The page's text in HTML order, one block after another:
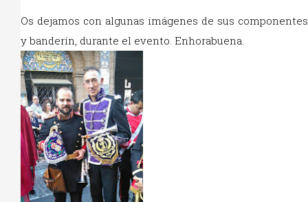
Os dejamos con algunas imágenes de sus componentes
y banderín, durante el evento. Enhorabuena.